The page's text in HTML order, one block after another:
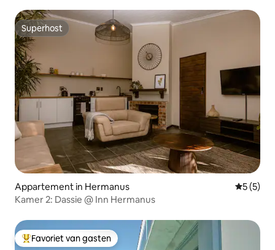
Superhost
Superhost
Appartement in Hermanus
5 (5)
Kamer 2: Dassie @ Inn Hermanus
Topfavoriet van gasten
Favoriet van gasten